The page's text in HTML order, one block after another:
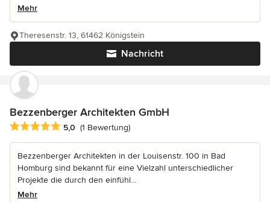
Mehr
Nachricht
Theresenstr. 13, 61462 Königstein
Bezzenberger Architekten GmbH
Durchschnittliche Bewertung: 5 von 5 Sternen
5,0 (1 Bewertung)
Bezzenberger Architekten in der Louisenstr. 100 in Bad
Homburg sind bekannt für eine Vielzahl unterschiedlicher
Projekte die durch den einfühl...
Mehr